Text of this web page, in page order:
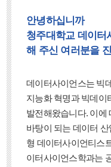
안녕하십니까
청주대학교 데이터
해 주신 여러분을
데이터사이언스는 빅
지능화 혁명과 빅데이
발전해왔습니다. 이에
바탕이 되는 데이터
형 데이터사이언티스
이터사이언스학과는